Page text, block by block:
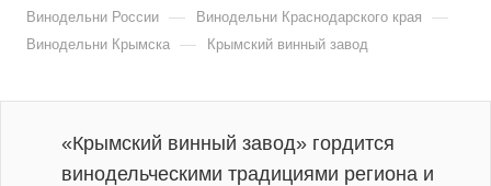
Винодельни России — Винодельни Краснодарского края —
Винодельни Крымска — Крымский винный завод
«Крымский винный завод» гордится
винодельческими традициями региона и